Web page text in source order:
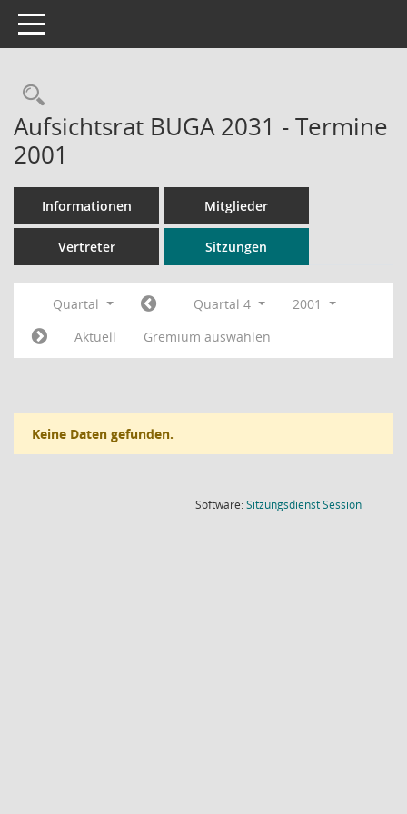
Toggle navigation
Rechercheauswahl
Aufsichtsrat BUGA 2031 - Termine
2001
Informationen Mitglieder
Vertreter Sitzungen
Quartal Quartal 4
2001
Aktuell
Gremium auswählen
Keine Daten gefunden.
Software:SitzungsdienstSession(Wird in